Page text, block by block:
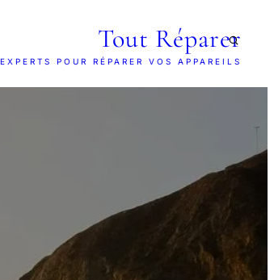
Tout Réparer
POUR RÉPARER VOS APPAREILS